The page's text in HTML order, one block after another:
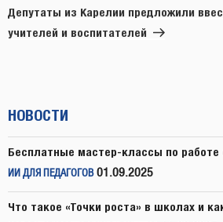
запись
Депутаты из Карелии предложили
учителей и воспитателей
НОВОСТИ
Бесплатные мастер-классы по работе
ИИ ДЛЯ ПЕДАГОГОВ 01.09.2025
Что такое «Точки роста» в школах и